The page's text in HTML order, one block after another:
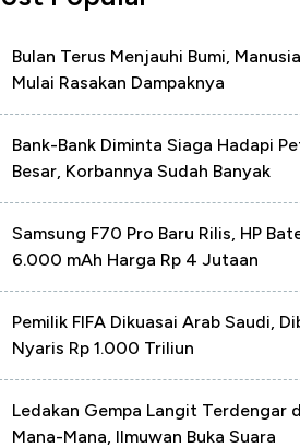
Bulan Terus Menjauhi Bumi, Manusia
Mulai Rasakan Dampaknya
Bank-Bank Diminta Siaga Hadapi
Besar, Korbannya Sudah Banyak
Samsung F70 Pro Baru Rilis, HP
6.000 mAh Harga Rp 4 Jutaan
Pemilik FIFA Dikuasai Arab Saudi,
Nyaris Rp 1.000 Triliun
Ledakan Gempa Langit Terdengar
Mana-Mana, Ilmuwan Buka Suara